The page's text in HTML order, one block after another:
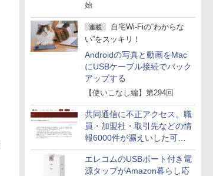
始
連載
自宅Wi-Fiの“わからな
い”をスッキリ！
Androidの写真と動画をMac
にUSBケーブル接続でバック
アップする
【使いこなし編】第294回
共同通信に不正アクセス。職
員・加盟社・取引先などの情
報6000件が漏えいした可能
性
エレコムのUSBポート付き電
源タップがAmazon暮らし応